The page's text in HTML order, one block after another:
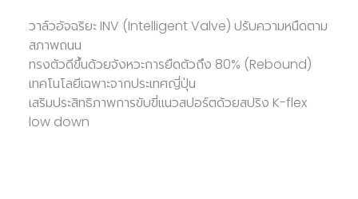
วาล์วอัจฉริยะ INV (Intelligent Valve) ปรับความหนืดตาม
สภาพถนน
ทรงตัวดีขึ้นด้วยจังหวะการยืดตัวถึง 80% (Rebound)
เทคโนโลยีเฉพาะจากประเทศญี่ปุ่น
เสริมประสิทธิภาพการขับขี่แนวสปอร์ตด้วยสปริง K-flex
low down